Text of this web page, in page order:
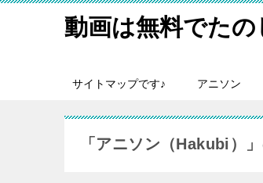
動画は無料でた
サイトマップです♪ アニソン
「アニソン（Hakubi）